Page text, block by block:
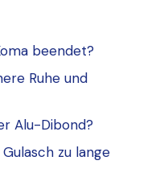
beendet?
Ruhe und
Alu-Dibond?
zu lange